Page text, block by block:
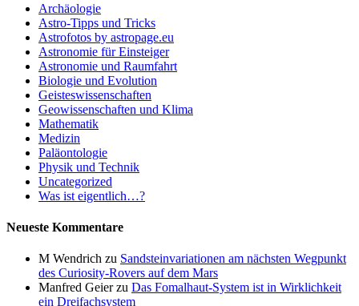
Archäologie
Astro-Tipps und Tricks
Astrofotos by astropage.eu
Astronomie für Einsteiger
Astronomie und Raumfahrt
Biologie und Evolution
Geisteswissenschaften
Geowissenschaften und Klima
Mathematik
Medizin
Paläontologie
Physik und Technik
Uncategorized
Was ist eigentlich…?
Neueste Kommentare
M Wendrich zu Sandsteinvariationen am nächsten Wegpunkt
des Curiosity-Rovers auf dem Mars
Manfred Geierzu Das Fomalhaut-System ist in Wirklichkeit
ein Dreifachsystem